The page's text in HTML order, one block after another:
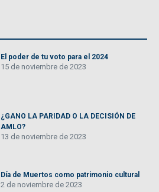
El poder de tu voto para el 2024
15 de noviembre de 2023
¿GANO LA PARIDAD O LA DECISIÓN DE
AMLO?
13 de noviembre de 2023
Día de Muertos como patrimonio cultural
2 de noviembre de 2023